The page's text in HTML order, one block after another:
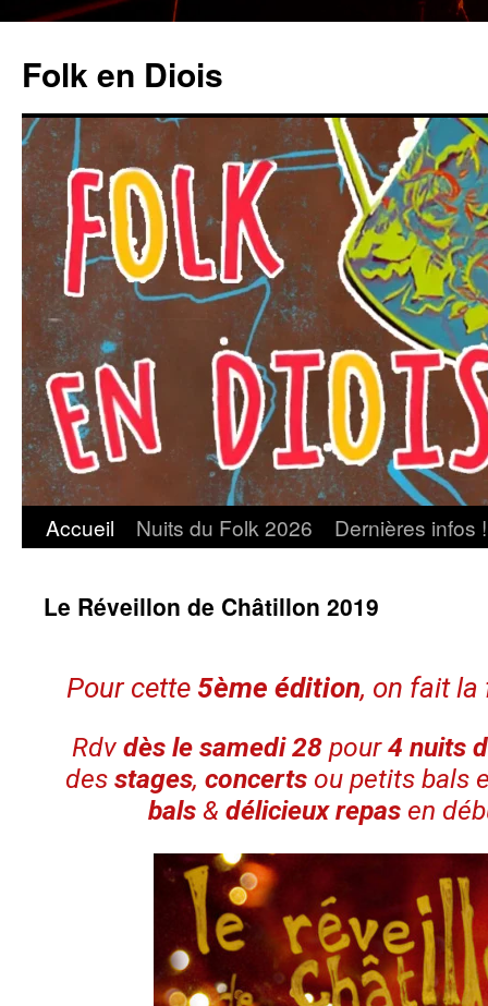
Folk en Diois
Accueil Nuits du Folk 2026 Dernières infos !
Le Réveillon de Châtillon 2019
Pour cette 5ème édition, on fait
Rdv dès le samedi 28pour4 nuits
des stages, concerts ou petits bals
bals & délicieux repas en